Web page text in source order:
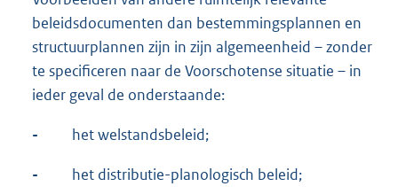
beleidsdocumenten dan bestemmingsplannen en
structuurplannen zijn in zijn algemeenheid – zonder
te specificeren naar de Voorschotense situatie – in
ieder geval de onderstaande:
- het welstandsbeleid;
- het distributie-planologisch beleid;